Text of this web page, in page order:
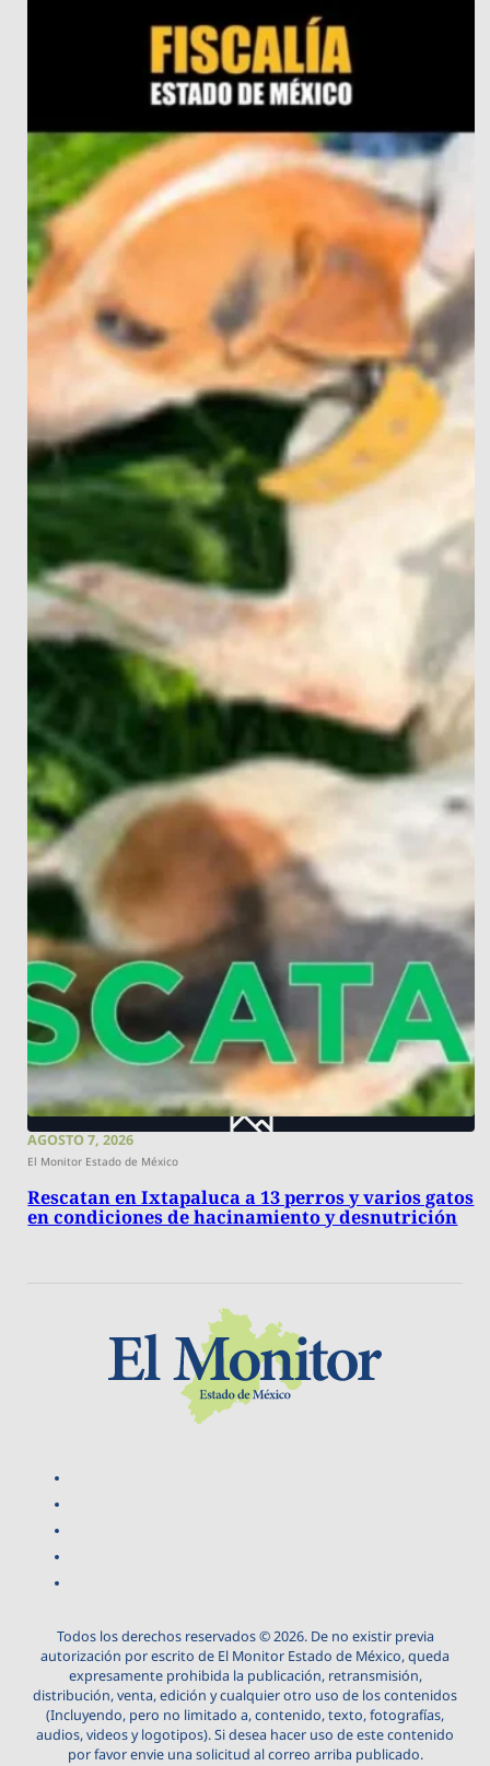
AGOSTO 7, 2026
El Monitor Estado de México
Rescatan en Ixtapaluca a 13 perros y varios gatos
en condiciones de hacinamiento y desnutrición
Todos los derechos reservados © 2026. De no existir previa
autorización por escrito de El Monitor Estado de México, queda
expresamente prohibida la publicación, retransmisión,
distribución, venta, edición y cualquier otro uso de los contenidos
(Incluyendo, pero no limitado a, contenido, texto, fotografías,
audios, videos y logotipos). Si desea hacer uso de este contenido
por favor envie una solicitud al correo arriba publicado.